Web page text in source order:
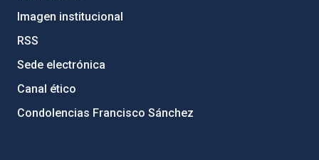
Imagen institucional
RSS
Sede electrónica
Canal ético
Condolencias Francisco Sánchez